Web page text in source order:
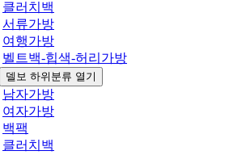
클러치백
서류가방
여행가방
벨트백-힙색-허리가방
델보 하위분류 열기
남자가방
여자가방
백팩
클러치백